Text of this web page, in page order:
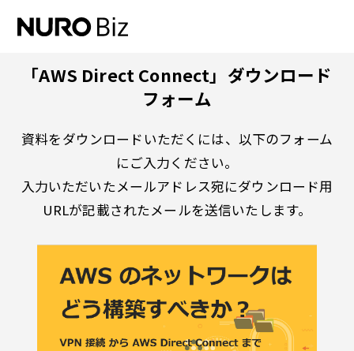
「AWS Direct Connect」ダウンロード
フォーム
資料をダウンロードいただくには、以下のフォーム
にご入力ください。
入力いただいたメールアドレス宛にダウンロード用
URLが記載されたメールを送信いたします。